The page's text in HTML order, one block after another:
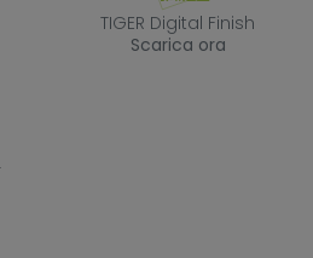
TIGER Digital
TIGER Digital Finish
Scarica ora
TIGERator